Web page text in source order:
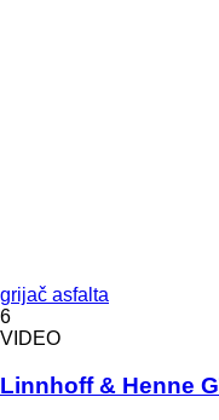
grijač asfalta
6
VIDEO
Linnhoff & Henne